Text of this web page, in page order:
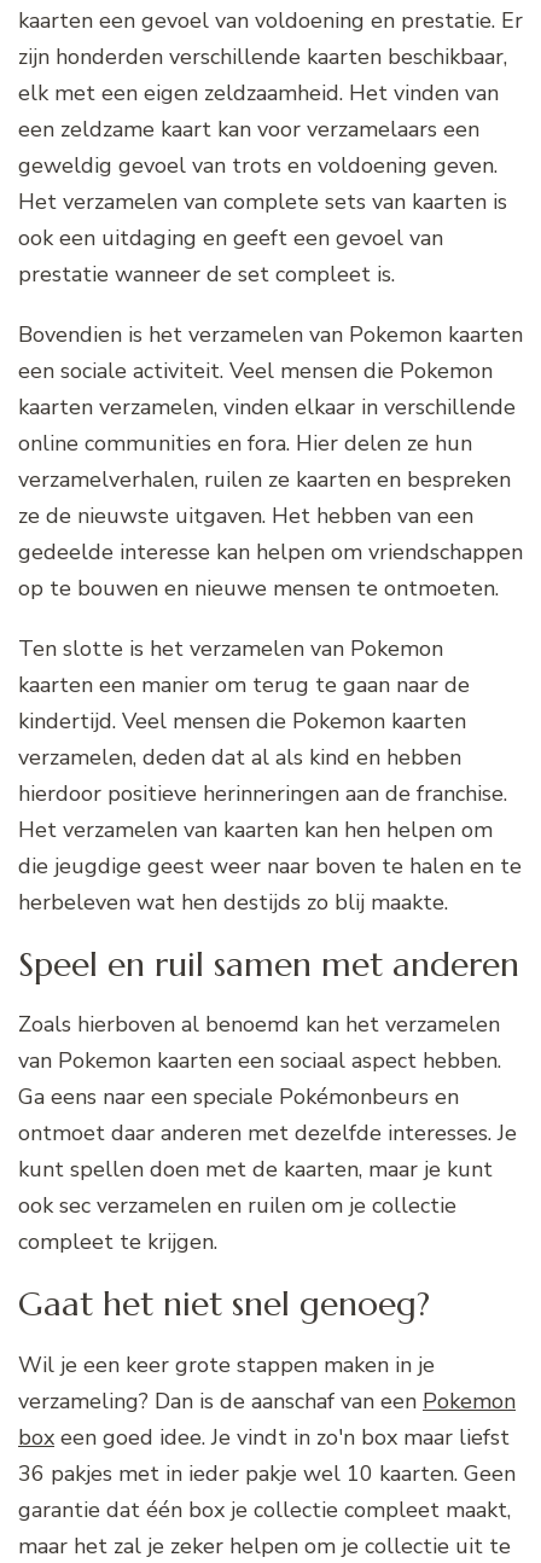
kaarten een gevoel van voldoening en prestatie. Er
zijn honderden verschillende kaarten beschikbaar,
elk met een eigen zeldzaamheid. Het vinden van
een zeldzame kaart kan voor verzamelaars een
geweldig gevoel van trots en voldoening geven.
Het verzamelen van complete sets van kaarten is
ook een uitdaging en geeft een gevoel van
prestatie wanneer de set compleet is.
Bovendien is het verzamelen van Pokemon kaarten
een sociale activiteit. Veel mensen die Pokemon
kaarten verzamelen, vinden elkaar in verschillende
online communities en fora. Hier delen ze hun
verzamelverhalen, ruilen ze kaarten en bespreken
ze de nieuwste uitgaven. Het hebben van een
gedeelde interesse kan helpen om vriendschappen
op te bouwen en nieuwe mensen te ontmoeten.
Ten slotte is het verzamelen van Pokemon
kaarten een manier om terug te gaan naar de
kindertijd. Veel mensen die Pokemon kaarten
verzamelen, deden dat al als kind en hebben
hierdoor positieve herinneringen aan de franchise.
Het verzamelen van kaarten kan hen helpen om
die jeugdige geest weer naar boven te halen en te
herbeleven wat hen destijds zo blij maakte.
Speel en ruil samen met anderen
Zoals hierboven al benoemd kan het verzamelen
van Pokemon kaarten een sociaal aspect hebben.
Ga eens naar een speciale Pokémonbeurs en
ontmoet daar anderen met dezelfde interesses. Je
kunt spellen doen met de kaarten, maar je kunt
ook sec verzamelen en ruilen om je collectie
compleet te krijgen.
Gaat het niet snel genoeg?
Wil je een keer grote stappen maken in je
verzameling? Dan is de aanschaf van een Pokemon
box een goed idee. Je vindt in zo'n box maar liefst
36 pakjes met in ieder pakje wel 10 kaarten. Geen
garantie dat één box je collectie compleet maakt,
maar het zal je zeker helpen om je collectie uit te